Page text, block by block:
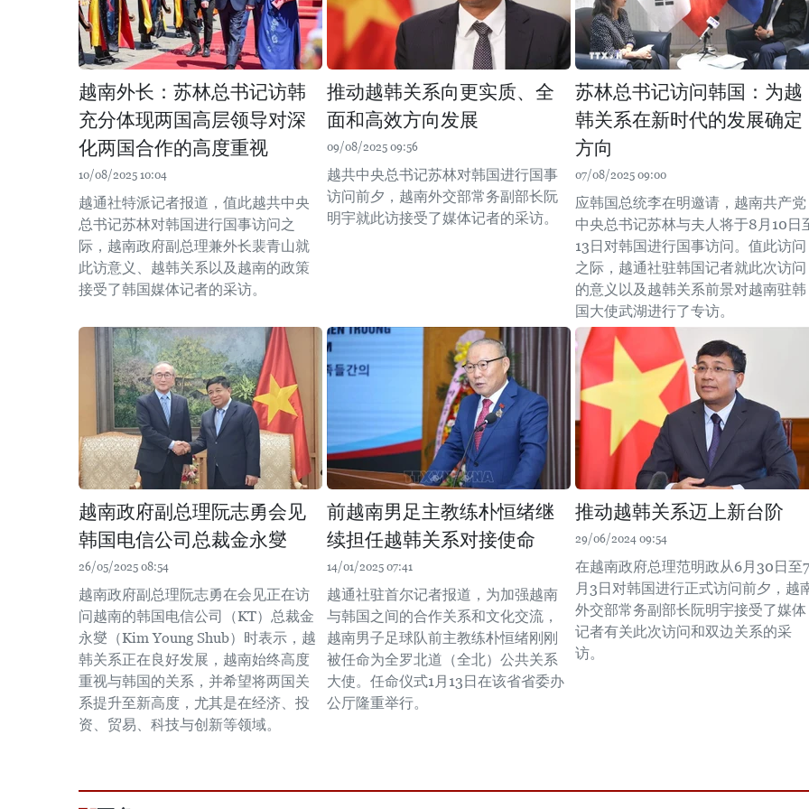
越南外长：苏林总书记访韩
充分体现两国高层领导对深
化两国合作的高度重视
10/08/2025 10:04
越通社特派记者报道，值此越共中央
总书记苏林对韩国进行国事访问之
际，越南政府副总理兼外长裴青山就
此访意义、越韩关系以及越南的政策
接受了韩国媒体记者的采访。
推动越韩关系向更实质、全
面和高效方向发展
09/08/2025 09:56
越共中央总书记苏林对韩国进行国事
访问前夕，越南外交部常务副部长阮
明宇就此访接受了媒体记者的采访。
苏林总书记访问韩国：为越
韩关系在新时代的发展确定
方向
07/08/2025 09:00
应韩国总统李在明邀请，越南共产党
中央总书记苏林与夫人将于8月10日
13日对韩国进行国事访问。值此访问
之际，越通社驻韩国记者就此次访问
的意义以及越韩关系前景对越南驻韩
国大使武湖进行了专访。
越南政府副总理阮志勇会见
韩国电信公司总裁金永燮
26/05/2025 08:54
越南政府副总理阮志勇在会见正在访
问越南的韩国电信公司（KT）总裁金
永燮（Kim Young Shub）时表示，越
韩关系正在良好发展，越南始终高度
重视与韩国的关系，并希望将两国关
系提升至新高度，尤其是在经济、投
资、贸易、科技与创新等领域。
前越南男足主教练朴恒绪继
续担任越韩关系对接使命
14/01/2025 07:41
越通社驻首尔记者报道，为加强越南
与韩国之间的合作关系和文化交流，
越南男子足球队前主教练朴恒绪刚刚
被任命为全罗北道（全北）公共关系
大使。任命仪式1月13日在该省省委办
公厅隆重举行。
推动越韩关系迈上新台阶
29/06/2024 09:54
在越南政府总理范明政从6月30日至7
月3日对韩国进行正式访问前夕，越
外交部常务副部长阮明宇接受了媒体
记者有关此次访问和双边关系的采
访。